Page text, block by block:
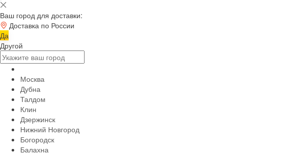
Ваш город для доставки:
Доставка по России
Да
Другой
Москва
Дубна
Талдом
Клин
Дзержинск
Нижний Новгород
Богородск
Балахна